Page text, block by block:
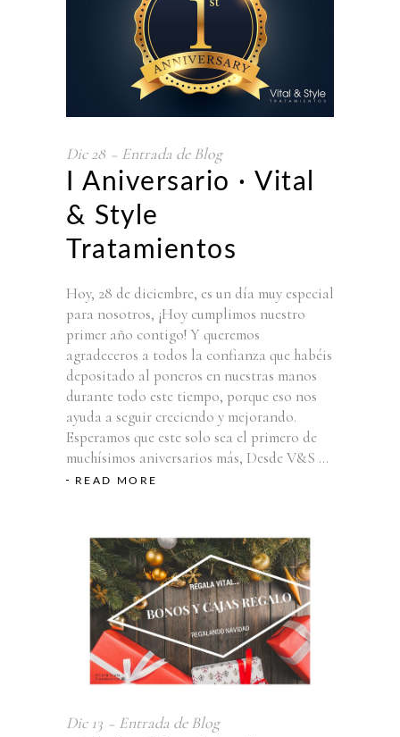
Dic 28 Entrada de Blog
I Aniversario · Vital
& Style
Tratamientos
Hoy, 28 de diciembre, es un día muy especial
para nosotros, ¡Hoy cumplimos nuestro
primer año contigo! Y queremos
agradeceros a todos la confianza que habéis
depositado al poneros en nuestras manos
durante todo este tiempo, porque eso nos
ayuda a seguir creciendo y mejorando.
Esperamos que este solo sea el primero de
muchísimos aniversarios más, Desde V&S
READ MORE
Dic 13 Entrada de Blog